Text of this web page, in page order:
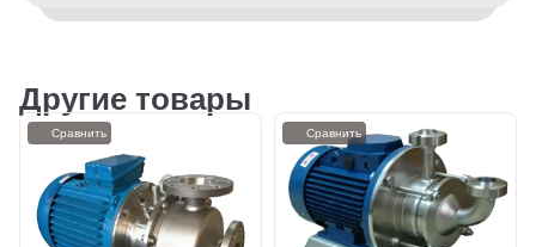
Другие товары
Сравнить Сравнить